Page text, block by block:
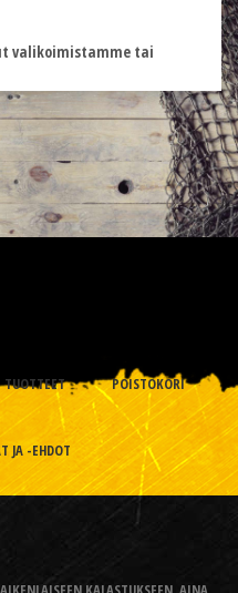
valikoimistamme tai
TUOTTEET
POISTOKORI
JA -EHDOT